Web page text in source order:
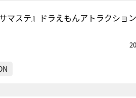
マステ』ドラえもんアトラクショ